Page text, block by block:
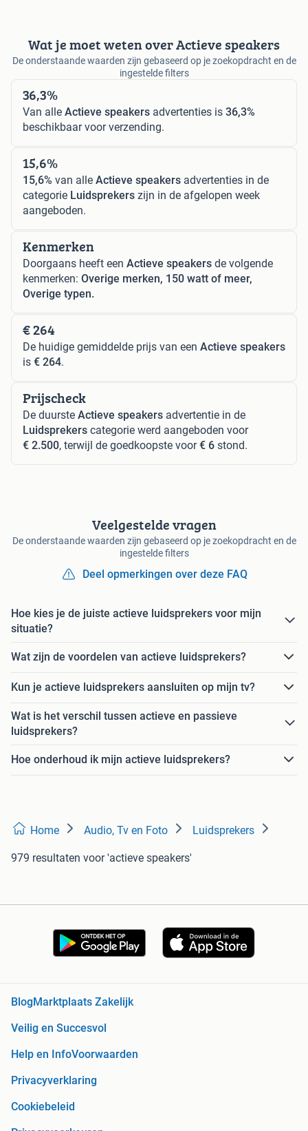
Wat je moet weten over Actieve speakers
De onderstaande waarden zijn gebaseerd op je zoekopdracht en de
ingestelde filters
36,3%
Van alle Actieve speakers advertenties is 36,3%
beschikbaar voor verzending.
15,6%
15,6% van alle Actieve speakers advertenties in de
categorie Luidsprekers zijn in de afgelopen week
aangeboden.
Kenmerken
Doorgaans heeft een Actieve speakers de volgende
kenmerken: Overige merken, 150 watt of meer,
Overige typen.
€ 264
De huidige gemiddelde prijs van een Actieve speakers
is € 264.
Prijscheck
De duurste Actieve speakers advertentie in de
Luidsprekers categorie werd aangeboden voor
€ 2.500, terwijl de goedkoopste voor€ 6 stond.
Veelgestelde vragen
De onderstaande waarden zijn gebaseerd op je zoekopdracht en de
ingestelde filters
Deel opmerkingen over deze FAQ
Hoe kies je de juiste actieve luidsprekers voor mijn
situatie?
Wat zijn de voordelen van actieve luidsprekers?
Kun je actieve luidsprekers aansluiten op mijn tv?
Wat is het verschil tussen actieve en passieve
luidsprekers?
Hoe onderhoud ik mijn actieve luidsprekers?
Home Audio, Tv en Foto Luidsprekers
979 resultaten voor 'actieve speakers'
BlogMarktplaats Zakelijk
Veilig en Succesvol
Help en InfoVoorwaarden
Privacyverklaring
Cookiebeleid